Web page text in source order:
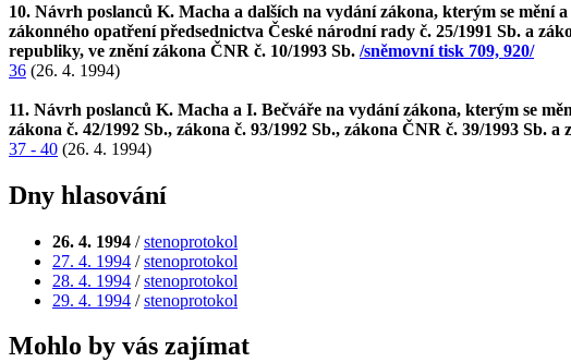
10. Návrh poslanců K. Macha a dalších na vydání zákona, kterým se mění
zákonného opatření předsednictva České národní rady č. 25/1991 Sb. a
republiky, ve znění zákona ČNR č. 10/1993 Sb. /sněmovní tisk 709, 920/
36 (26. 4. 1994)
11. Návrh poslanců K. Macha a I. Bečváře na vydání zákona, kterým se
zákona č. 42/1992 Sb., zákona č. 93/1992 Sb., zákona ČNR č. 39/1993 Sb. a
37 - 40 (26. 4. 1994)
Dny hlasování
26. 4. 1994 /stenoprotokol
27. 4. 1994 /stenoprotokol
28. 4. 1994 /stenoprotokol
29. 4. 1994 /stenoprotokol
Mohlo by vás zajímat